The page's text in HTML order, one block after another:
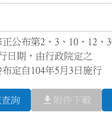
公布第2、3、10、12
日期，由行政院定之
定自104年5月3日施行
詢 file_download 附件下載